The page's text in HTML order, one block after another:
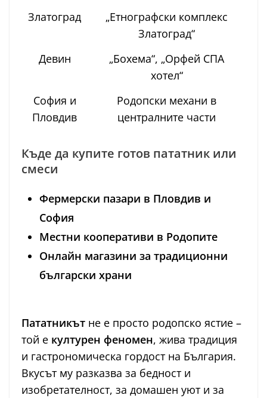
Златоград
„Етнографски комплекс
Златоград“
Девин
„Бохема“, „Орфей СПА
хотел“
София и
Пловдив
Родопски механи в
централните части
Къде да купите готов пататник или
смеси
Фермерски пазари в Пловдив и
София
Местни кооперативи в Родопите
Онлайн магазини за традиционни
български храни
Пататникът не е просто родопско ястие –
той е културен феномен, жива традиция
и гастрономическа гордост на България.
Вкусът му разказва за бедност и
изобретателност, за домашен уют и за